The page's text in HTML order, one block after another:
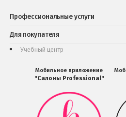
Профессиональные услуги
Для покупателя
Учебный центр
Мобильное приложение
"Салоны Professional"
Мобильное
приложение
Салоны